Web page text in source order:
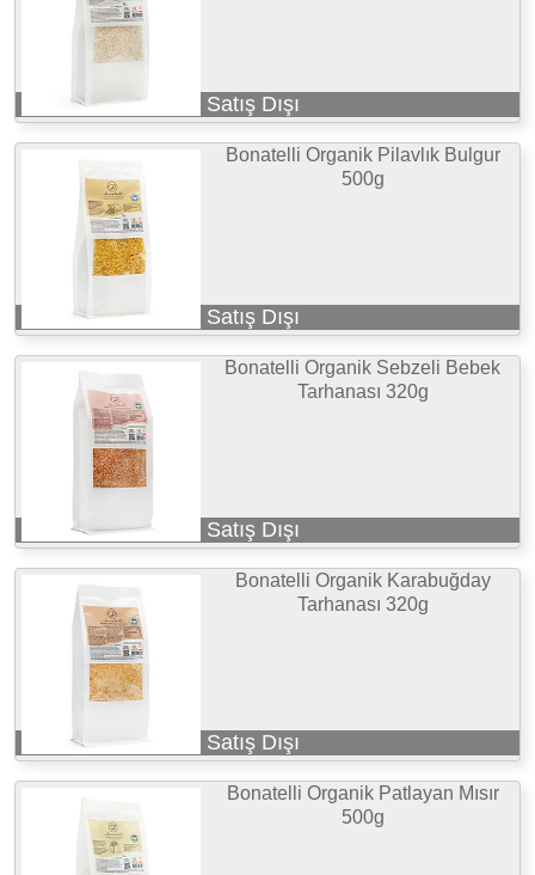
Satış Dışı
Bonatelli Organik Pilavlık Bulgur
500g
Satış Dışı
Bonatelli Organik Sebzeli Bebek
Tarhanası 320g
Satış Dışı
Bonatelli Organik Karabuğday
Tarhanası 320g
Satış Dışı
Bonatelli Organik Patlayan Mısır
500g